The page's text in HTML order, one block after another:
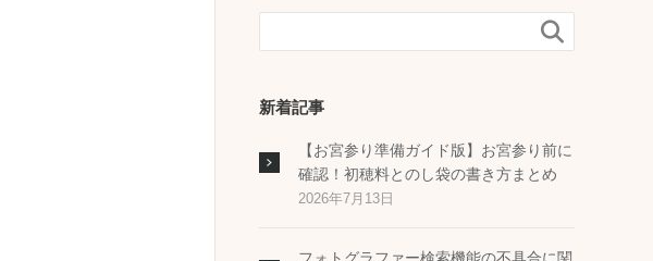

新着記事
【お宮参り準備ガイド版】お宮参り前に
確認！初穂料とのし袋の書き方まとめ
2026年7月13日